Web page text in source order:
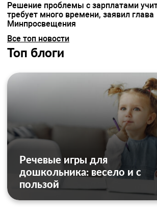
Решение проблемы с зарплатами
требует много времени, заявил глава
Минпросвещения
Все топ новости
Топ блоги
Речевые игры для
дошкольника: весело и с
пользой